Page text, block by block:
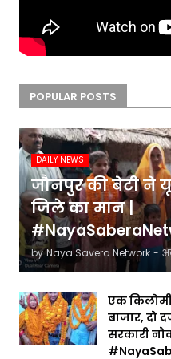
POPULAR POSTS
DAILY NEWS
जौनपुर की बेटी ने
जिले का मान |
by Naya Savera Network -
एक
बाजार, दो
सरकारी